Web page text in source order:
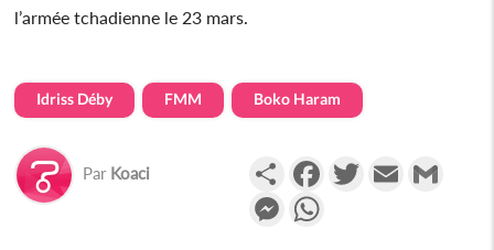
l’armée tchadienne le 23 mars.
Idriss Déby FMM Boko Haram
Par Koaci PartagerFacebookTwitterEmail
Messenger